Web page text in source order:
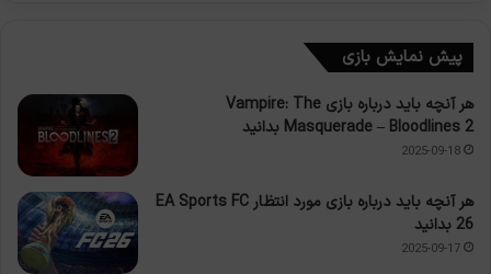
پیش نمایش بازی
هر آنچه باید درباره بازی Vampire: The
Masquerade – Bloodlines 2 بدانید
2025-09-18
هر آنچه باید درباره بازی مورد انتظار EA Sports FC
26 بدانید
2025-09-17